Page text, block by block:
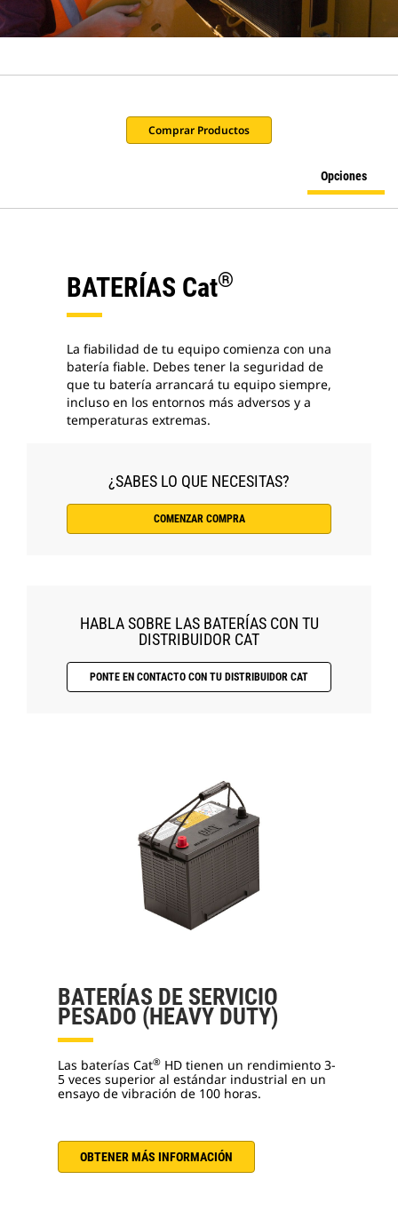
Comprar Productos
Opciones
BATERÍAS Cat®
La fiabilidad de tu equipo comienza con una
batería fiable. Debes tener la seguridad de
que tu batería arrancará tu equipo siempre,
incluso en los entornos más adversos y a
temperaturas extremas.
¿SABES LO QUE NECESITAS?
COMENZAR COMPRA
HABLA SOBRE LAS BATERÍAS CON TU
DISTRIBUIDOR CAT
PONTE EN CONTACTO CON TU DISTRIBUIDOR CAT
BATERÍAS DE SERVICIO
PESADO (HEAVY DUTY)
Las baterías Cat® HD tienen un rendimiento 3-
5 veces superior al estándar industrial en un
ensayo de vibración de 100 horas.
OBTENER MÁS INFORMACIÓN